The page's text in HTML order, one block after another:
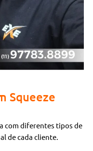
Squeeze
com diferentes tipos de
de cada cliente.